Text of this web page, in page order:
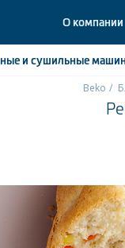
О компании
и сушильные
морозильные
Beko